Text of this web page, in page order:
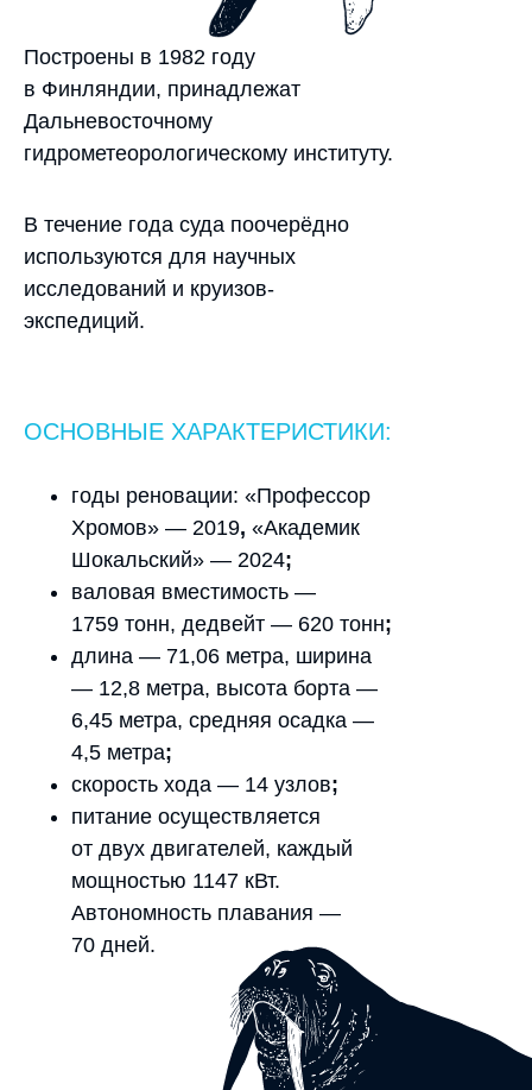
Построены в 1982 году
в Финляндии, принадлежат
Дальневосточному
гидрометеорологическому институту.
В течение года суда поочерёдно
используются для научных
исследований и круизов-
экспедиций.
ОСНОВНЫЕ ХАРАКТЕРИСТИКИ:
годы реновации: «Профессор
Хромов» — 2019, «Академик
Шокальский» — 2024;
валовая вместимость —
1759 тонн, дедвейт — 620 тонн;
длина — 71,06 метра, ширина
— 12,8 метра, высота борта —
6,45 метра, средняя осадка —
4,5 метра;
скорость хода — 14 узлов;
питание осуществляется
от двух двигателей, каждый
мощностью 1147 кВт.
Автономность плавания —
70 дней.